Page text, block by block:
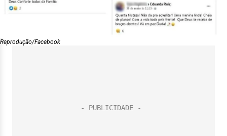
Reprodução/Facebook